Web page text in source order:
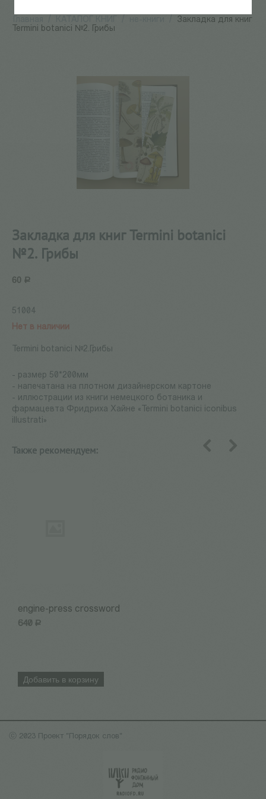
Закладка для книг
Termini botanici №2. Грибы
Закладка для книг Termini botanici
№2. Грибы
60 Р
51004
Нет в наличии
Termini botanici №2.Грибы
- размер 50*200мм
- напечатана на плотном дизайнерском картоне
- иллюстрации из книги немецкого ботаника и
фармацевта Фридриха Хайне «Termini botanici iconibus
illustrati»
Также рекомендуем:
engine-press crossword
640 Р
Добавить в корзину
ⓒ 2023 Проект "Порядок слов"